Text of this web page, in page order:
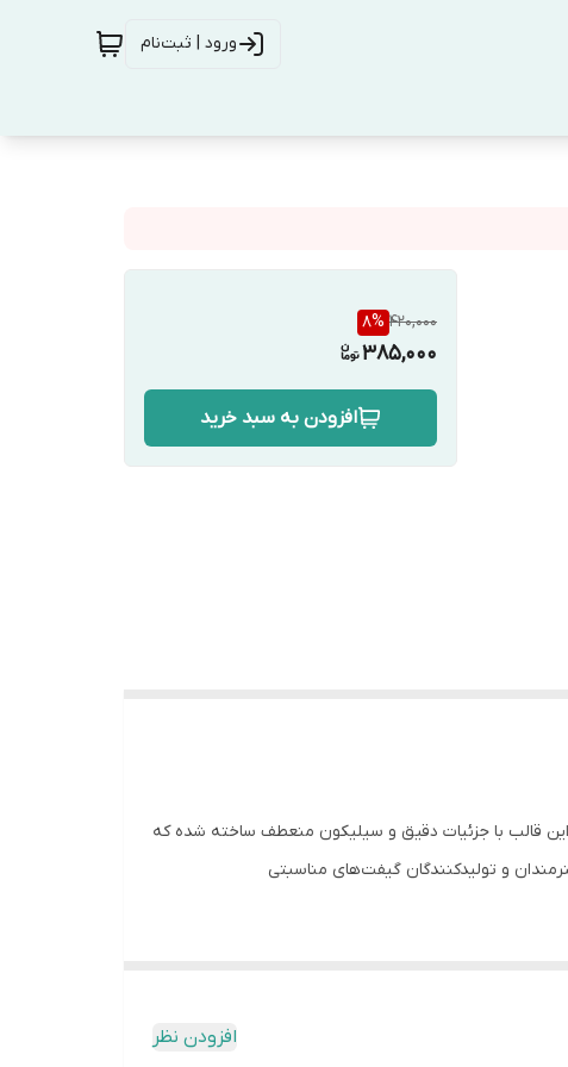
ورود | ثبت‌نام
420,000
8%
385,000
افزودن به سبد خرید
قالب با جزئیات دقیق و سیلیکون منعطف ساخته شده که
و تولیدکنندگان گیفت‌های مناسبتی
افزودن نظر